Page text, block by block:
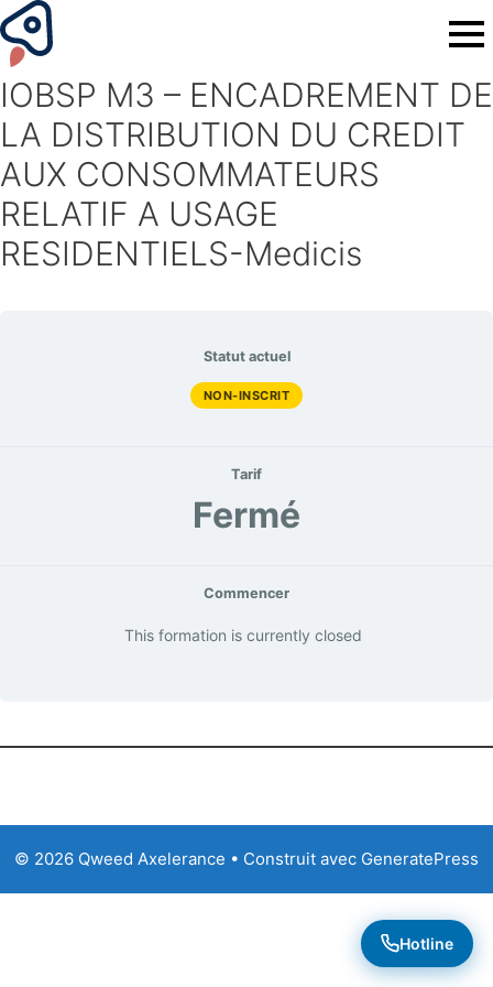
IOBSP M3 – ENCADREMENT DE
LA DISTRIBUTION DU CREDIT
AUX CONSOMMATEURS
RELATIF A USAGE
RESIDENTIELS-Medicis
Statut actuel
NON-INSCRIT
Tarif
Fermé
Commencer
This formation is currently closed
© 2026 Qweed Axelerance • Construit avec GeneratePress
Hotline